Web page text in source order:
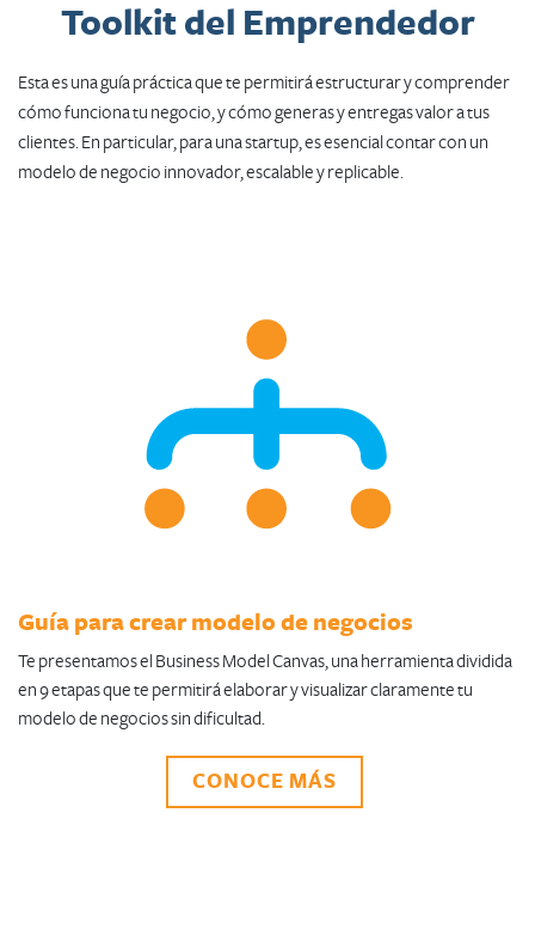
Toolkit del Emprendedor
Esta es una guía práctica que te permitirá estructurar y comprender
cómo funciona tu negocio, y cómo generas y entregas valor a tus
clientes. En particular, para una startup, es esencial contar con un
modelo de negocio innovador, escalable y replicable.
Guía para crear modelo de negocios
Te presentamos el Business Model Canvas, una herramienta dividida
en 9 etapas que te permitirá elaborar y visualizar claramente tu
modelo de negocios sin dificultad.​
CONOCE MÁS